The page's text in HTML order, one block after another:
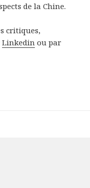
de la Chine.
critiques,
Linkedin ou par